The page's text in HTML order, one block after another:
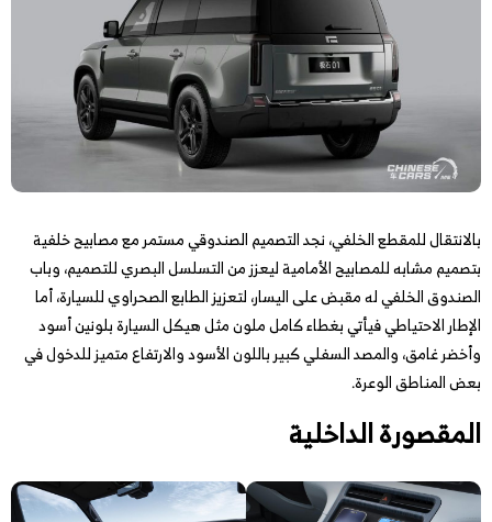
بالانتقال للمقطع الخلفي، نجد التصميم الصندوقي مستمر مع مصابيح خلفية
بتصميم مشابه للمصابيح الأمامية ليعزز من التسلسل البصري للتصميم، وباب
الصندوق الخلفي له مقبض على اليسار، لتعزيز الطابع الصحراوي للسيارة، أما
الإطار الاحتياطي فيأتي بغطاء كامل ملون مثل هيكل السيارة بلونين أسود
وأخضر غامق، والمصد السفلي كبير باللون الأسود والارتفاع متميز للدخول في
بعض المناطق الوعرة.
المقصورة الداخلية